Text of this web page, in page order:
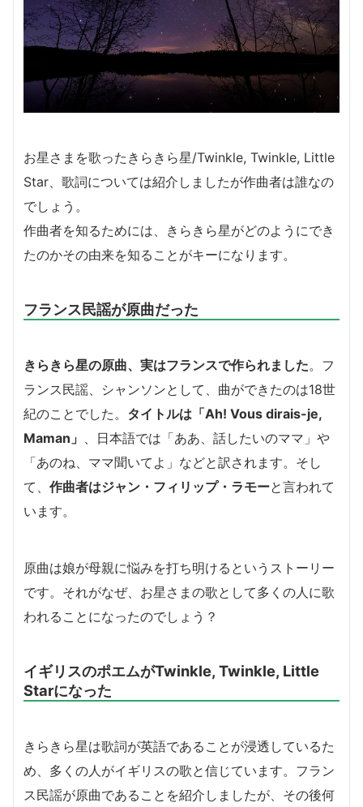
お星さまを歌ったきらきら星/Twinkle, Twinkle, Little
Star、歌詞については紹介しましたが作曲者は誰なの
でしょう。
作曲者を知るためには、きらきら星がどのようにでき
たのかその由来を知ることがキーになります。
フランス民謡が原曲だった
きらきら星の原曲、実はフランスで作られました。フ
ランス民謡、シャンソンとして、曲ができたのは18世
紀のことでした。 タイトルは「Ah! Vous dirais-je,
Maman」 、日本語では「ああ、話したいのママ」や
「あのね、ママ聞いてよ」などと訳されます。そし
て、 作曲者はジャン・フィリップ・ラモーと言われて
います。
原曲は娘が母親に悩みを打ち明けるというストーリー
です。それがなぜ、お星さまの歌として多くの人に歌
われることになったのでしょう？
イギリスのポエムがTwinkle, Twinkle, Little
Starになった
きらきら星は歌詞が英語であることが浸透しているた
め、多くの人がイギリスの歌と信じています。フラン
ス民謡が原曲であることを紹介しましたが、その後何